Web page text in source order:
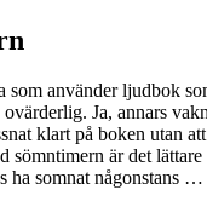
som använder ljudbok
Ja, annars
klart på boken utan
sömntimern är det
ha somnat någonstans …